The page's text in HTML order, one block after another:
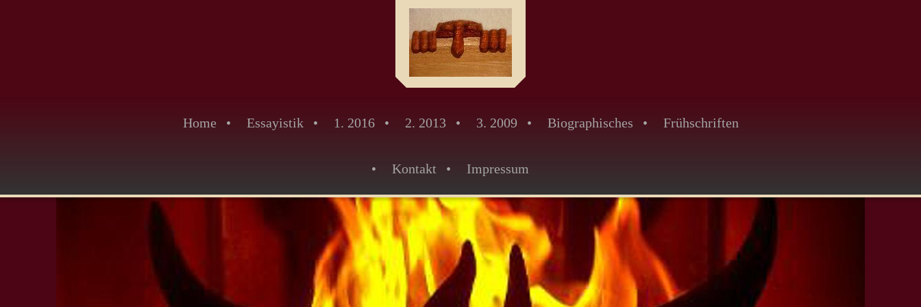
Home Essayistik 1. 2016 2. 2013 3. 2009 Biographisches Frühschriften
Kontakt Impressum